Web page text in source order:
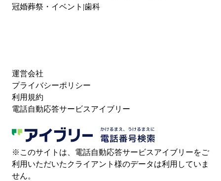
冠婚葬祭・イベント 歯科
運営会社
プライバシーポリシー
利用規約
電話自動応答サービスアイブリー
※このサイトは、電話自動応答サービスアイブリーをご
利用いただいたクライアント様のデータは利用していま
せん。